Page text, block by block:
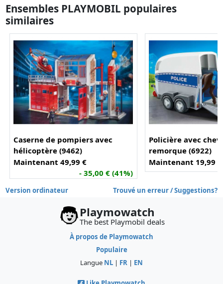
Ensembles PLAYMOBIL populaires
similaires
Caserne de pompiers avec
hélicoptère (9462)
Maintenant 49,99 €
- 35,00 € (41%)
Policière avec
remorque (6922)
Maintenant 19,99 €
Version ordinateur Trouvé un erreur / Suggestions?
Playmowatch
The best Playmobil deals
À propos de Playmowatch
Populaire
Langue NL | FR | EN